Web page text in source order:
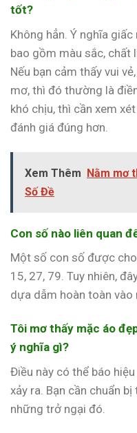
tốt?
Không hẳn. Ý nghĩa
bao gồm màu sắc, chất
Nếu bạn cảm thấy vui
mơ, thì đó thường là
khó chịu, thì cần xem
đánh giá đúng hơn.
Xem Thêm Nằm mơ
Số Đề
Con số nào liên quan
Một số con số được
15, 27, 79. Tuy nhiên,
dựa dẫm hoàn toàn vào
Tôi mơ thấy mặc áo
ý nghĩa gì?
Điều này có thể báo
xảy ra. Bạn cần chuẩn
những trở ngại đó.